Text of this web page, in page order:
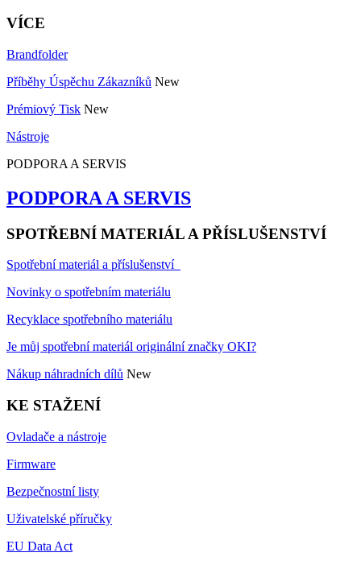
VÍCE
Brandfolder
Příběhy Úspěchu Zákazníků New
Prémiový Tisk New
Nástroje
PODPORA A SERVIS
PODPORA A SERVIS
SPOTŘEBNÍ MATERIÁL A PŘÍSLUŠENSTVÍ
Spotřební materiál a příslušenství
Novinky o spotřebním materiálu
Recyklace spotřebního materiálu
Je můj spotřební materiál originální značky OKI?
Nákup náhradních dílů New
KE STAŽENÍ
Ovladače a nástroje
Firmware
Bezpečnostní listy
Uživatelské příručky
EU Data Act